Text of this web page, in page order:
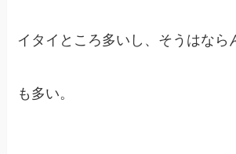
イタイところ多いし、そうはなら
も多い。